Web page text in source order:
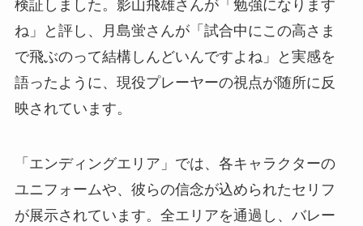
検証しました。影山飛雄さんが「勉強になります
ね」と評し、月島蛍さんが「試合中にこの高さま
で飛ぶのって結構しんどいんですよね」と実感を
語ったように、現役プレーヤーの視点が随所に反
映されています。
「エンディングエリア」では、各キャラクターの
ユニフォームや、彼らの信念が込められたセリフ
が展示されています。全エリアを通過し、バレー